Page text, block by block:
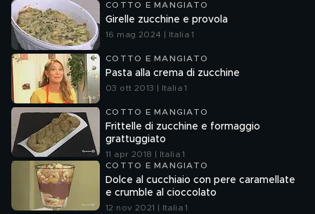
COTTO E MANGIATO
Girelle zucchine e provola
16 mag 2024 | Italia 1
COTTO E MANGIATO
Pasta alla crema di zucchine
03 ott 2013 | Italia 1
COTTO E MANGIATO
Frittelle di zucchine e formaggio
grattuggiato
11 apr 2018 | Italia 1
COTTO E MANGIATO
Dolce al cucchiaio con pere caramellate
e crumble al cioccolato
12 nov 2021 | Italia 1